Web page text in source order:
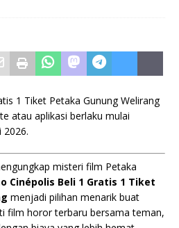
1 Tiket Petaka Gunung Welirang
atau aplikasi berlaku mulai
2026.
misteri film Petaka
Cinépolis Beli 1 Gratis 1 Tiket
menjadi pilihan menarik buat
film horor terbaru bersama teman,